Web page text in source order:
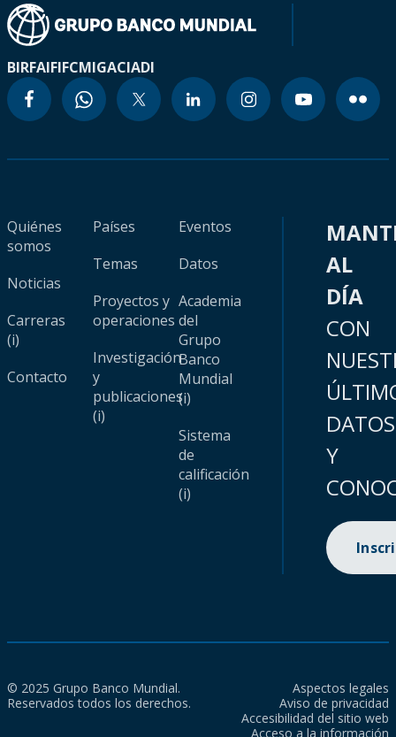
BIRFAIFIFCMIGACIADI
Quiénes
somos
Noticias
Carreras
(i)
Contacto
Países
Temas
Proyectos y
operaciones
Investigación
y
publicaciones
(i)
Eventos
Datos
Academia
del
Grupo
Banco
Mundial
(i)
Sistema
de
calificación
(i)
AL
DÍA
CON
DATOS
Y
© 2025 Grupo Banco Mundial.
Reservados todos los derechos.
Aspectos legales
Aviso de privacidad
Accesibilidad del sitio web
Acceso a la información